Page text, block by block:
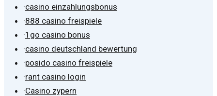
·casino einzahlungsbonus
·888 casino freispiele
·1go casino bonus
·casino deutschland bewertung
·posido casino freispiele
·rant casino login
·Casino zypern